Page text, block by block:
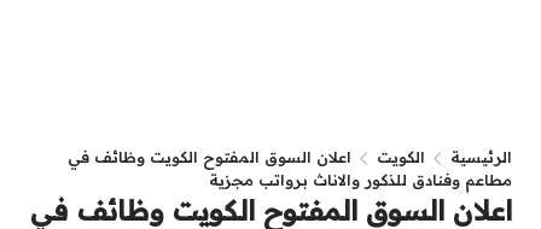
الرئيسية الكويت
اعلان السوق المفتوح الكويت وظائف في
مطاعم وفنادق للذكور والاناث برواتب مجزية
اعلان السوق المفتوح الكويت وظائف في